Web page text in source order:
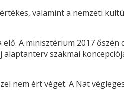
valamint a nemzeti
A minisztérium 2017 őszén
szakmai
nem ért véget. A Nat